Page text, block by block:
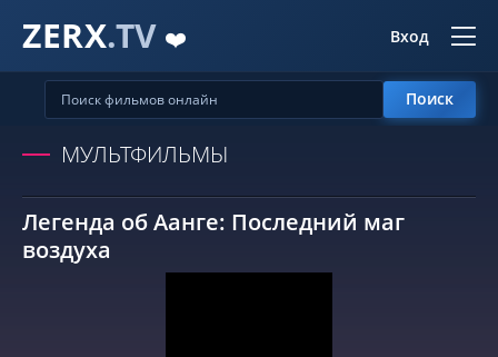
ZERX.TV ❤️ Вход
Поиск
МУЛЬТФИЛЬМЫ
Легенда об Аанге: Последний маг
воздуха